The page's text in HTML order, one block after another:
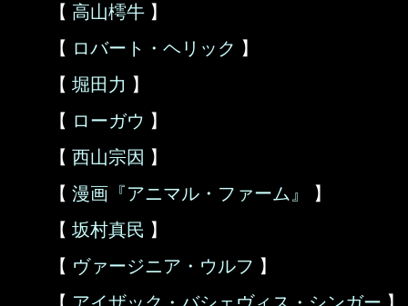
【 高山樗牛 】
【 ロバート・ヘリック 】
【 堀田力 】
【 ローガウ 】
【 西山宗因 】
【 漫画『アニマル・ファーム』
】
【 坂村真民 】
【 ヴァージニア・ウルフ 】